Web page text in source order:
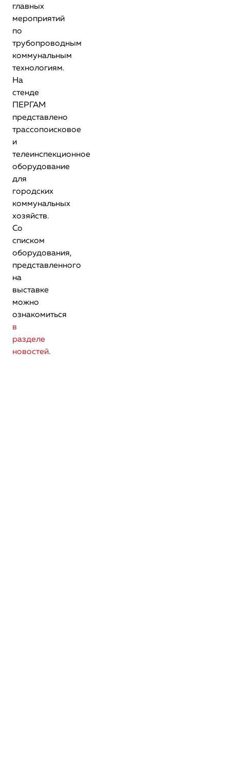
главных
мероприятий
по
трубопроводным
коммунальным
технологиям.
На
стенде
ПЕРГАМ
представлено
трассопоисковое
и
телеинспекционное
оборудование
для
городских
коммунальных
хозяйств.
Со
списком
оборудования,
представленного
на
выставке
можно
ознакомиться
в
разделе
новостей.